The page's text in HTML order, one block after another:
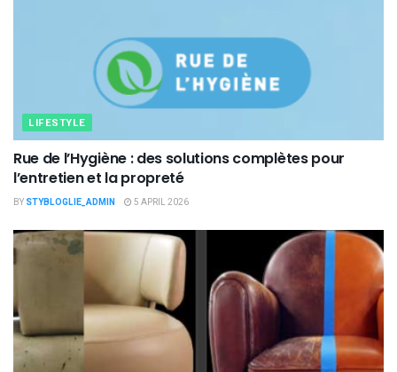
LIFESTYLE
Rue de l’Hygiène : des solutions complètes pour
l’entretien et la propreté
BY STYBLOGLIE_ADMIN 5 APRIL 2026